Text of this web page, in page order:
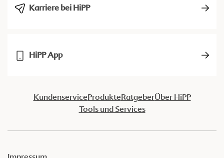
Karriere bei HiPP
HiPP App
KundenserviceProdukteRatgeberÜber HiPP
Tools und Services